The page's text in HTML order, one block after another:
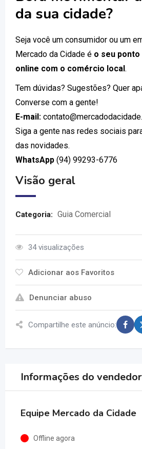
da sua cidade?
Seja você um consumidor ou um
Mercado da Cidade é o seu
online com o comércio local.
Tem dúvidas? Sugestões? Quer
Converse com a gente!
E-mail:
Siga a gente nas redes sociais
das novidades.
WhatsApp (94) 99293-6776
Visão geral
Categoria: Guia Comercial
34 visualizações
Adicionar aos Favoritos
Denunciar abuso
Compartilhe este anúncio:
Informações do vendedor
Equipe Mercado da Cidade
Offline agora